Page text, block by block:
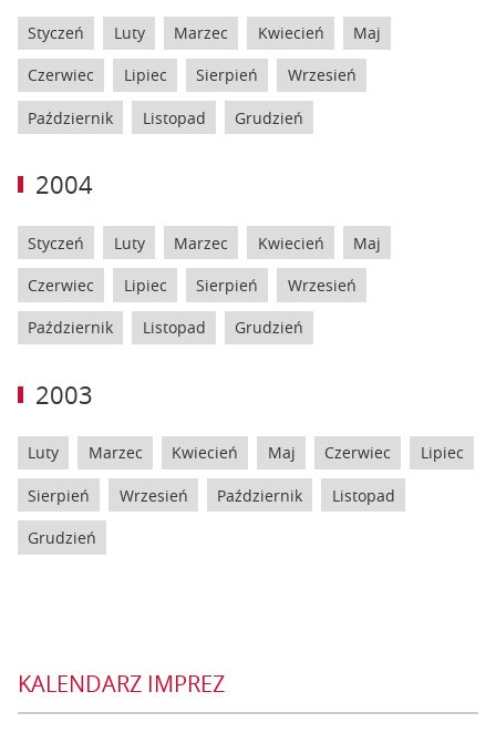
Styczeń Luty Marzec Kwiecień Maj
Czerwiec Lipiec Sierpień Wrzesień
Październik Listopad Grudzień
2004
Styczeń Luty Marzec Kwiecień Maj
Czerwiec Lipiec Sierpień Wrzesień
Październik Listopad Grudzień
2003
Luty Marzec Kwiecień Maj Czerwiec Lipiec
Sierpień Wrzesień Październik Listopad
Grudzień
KALENDARZ IMPREZ